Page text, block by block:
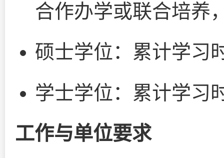
合作办学或联合培养
硕士学位：累计学习
学士学位：累计学习
工作与单位要求